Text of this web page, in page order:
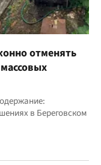
отменять
в Береговском